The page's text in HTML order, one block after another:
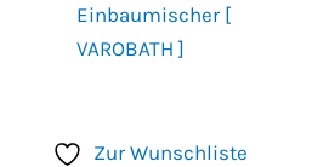
Einbaumischer [
VAROBATH ]
Zur Wunschliste